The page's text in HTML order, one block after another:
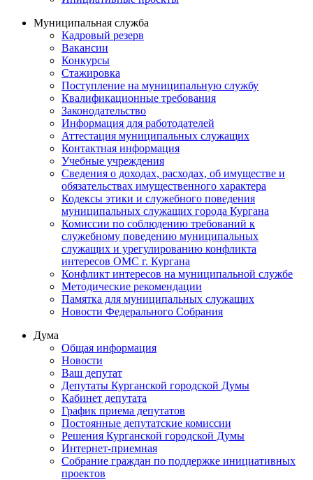
Муниципальная служба
Кадровый резерв
Вакансии
Конкурсы
Стажировка
Поступление на муниципальную службу
Квалификационные требования
Законодательство
Информация для работодателей
Аттестация муниципальных служащих
Контактная информация
Учебные учреждения
Сведения о доходах, расходах, об имуществе и
обязательствах имущественного характера
Кодексы этики и служебного поведения
муниципальных служащих города Кургана
Комиссии по соблюдению требований к
служебному поведению муниципальных
служащих и урегулированию конфликта
интересов ОМС г. Кургана
Конфликт интересов на муниципальной службе
Методические рекомендации
Памятка для муниципальных служащих
Новости Федерального Cобрания
Дума
Общая информация
Новости
Ваш депутат
Депутаты Курганской городской Думы
Кабинет депутата
График приема депутатов
Постоянные депутатские комиссии
Решения Курганской городской Думы
Интернет-приемная
Собрание граждан по поддержке инициативных
проектов